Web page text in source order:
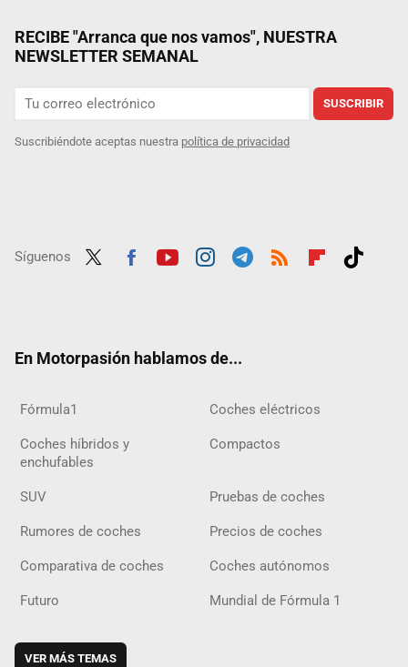
RECIBE "Arranca que nos vamos", NUESTRA
NEWSLETTER SEMANAL
SUSCRIBIR
Suscribiéndote aceptas nuestra política de privacidad
Síguenos
En Motorpasión hablamos de...
Fórmula1 Coches eléctricos
Coches híbridos y
enchufables
Compactos
SUV Pruebas de coches
Rumores de coches Precios de coches
Comparativa de coches Coches autónomos
Futuro Mundial de Fórmula 1
VER MÁS TEMAS